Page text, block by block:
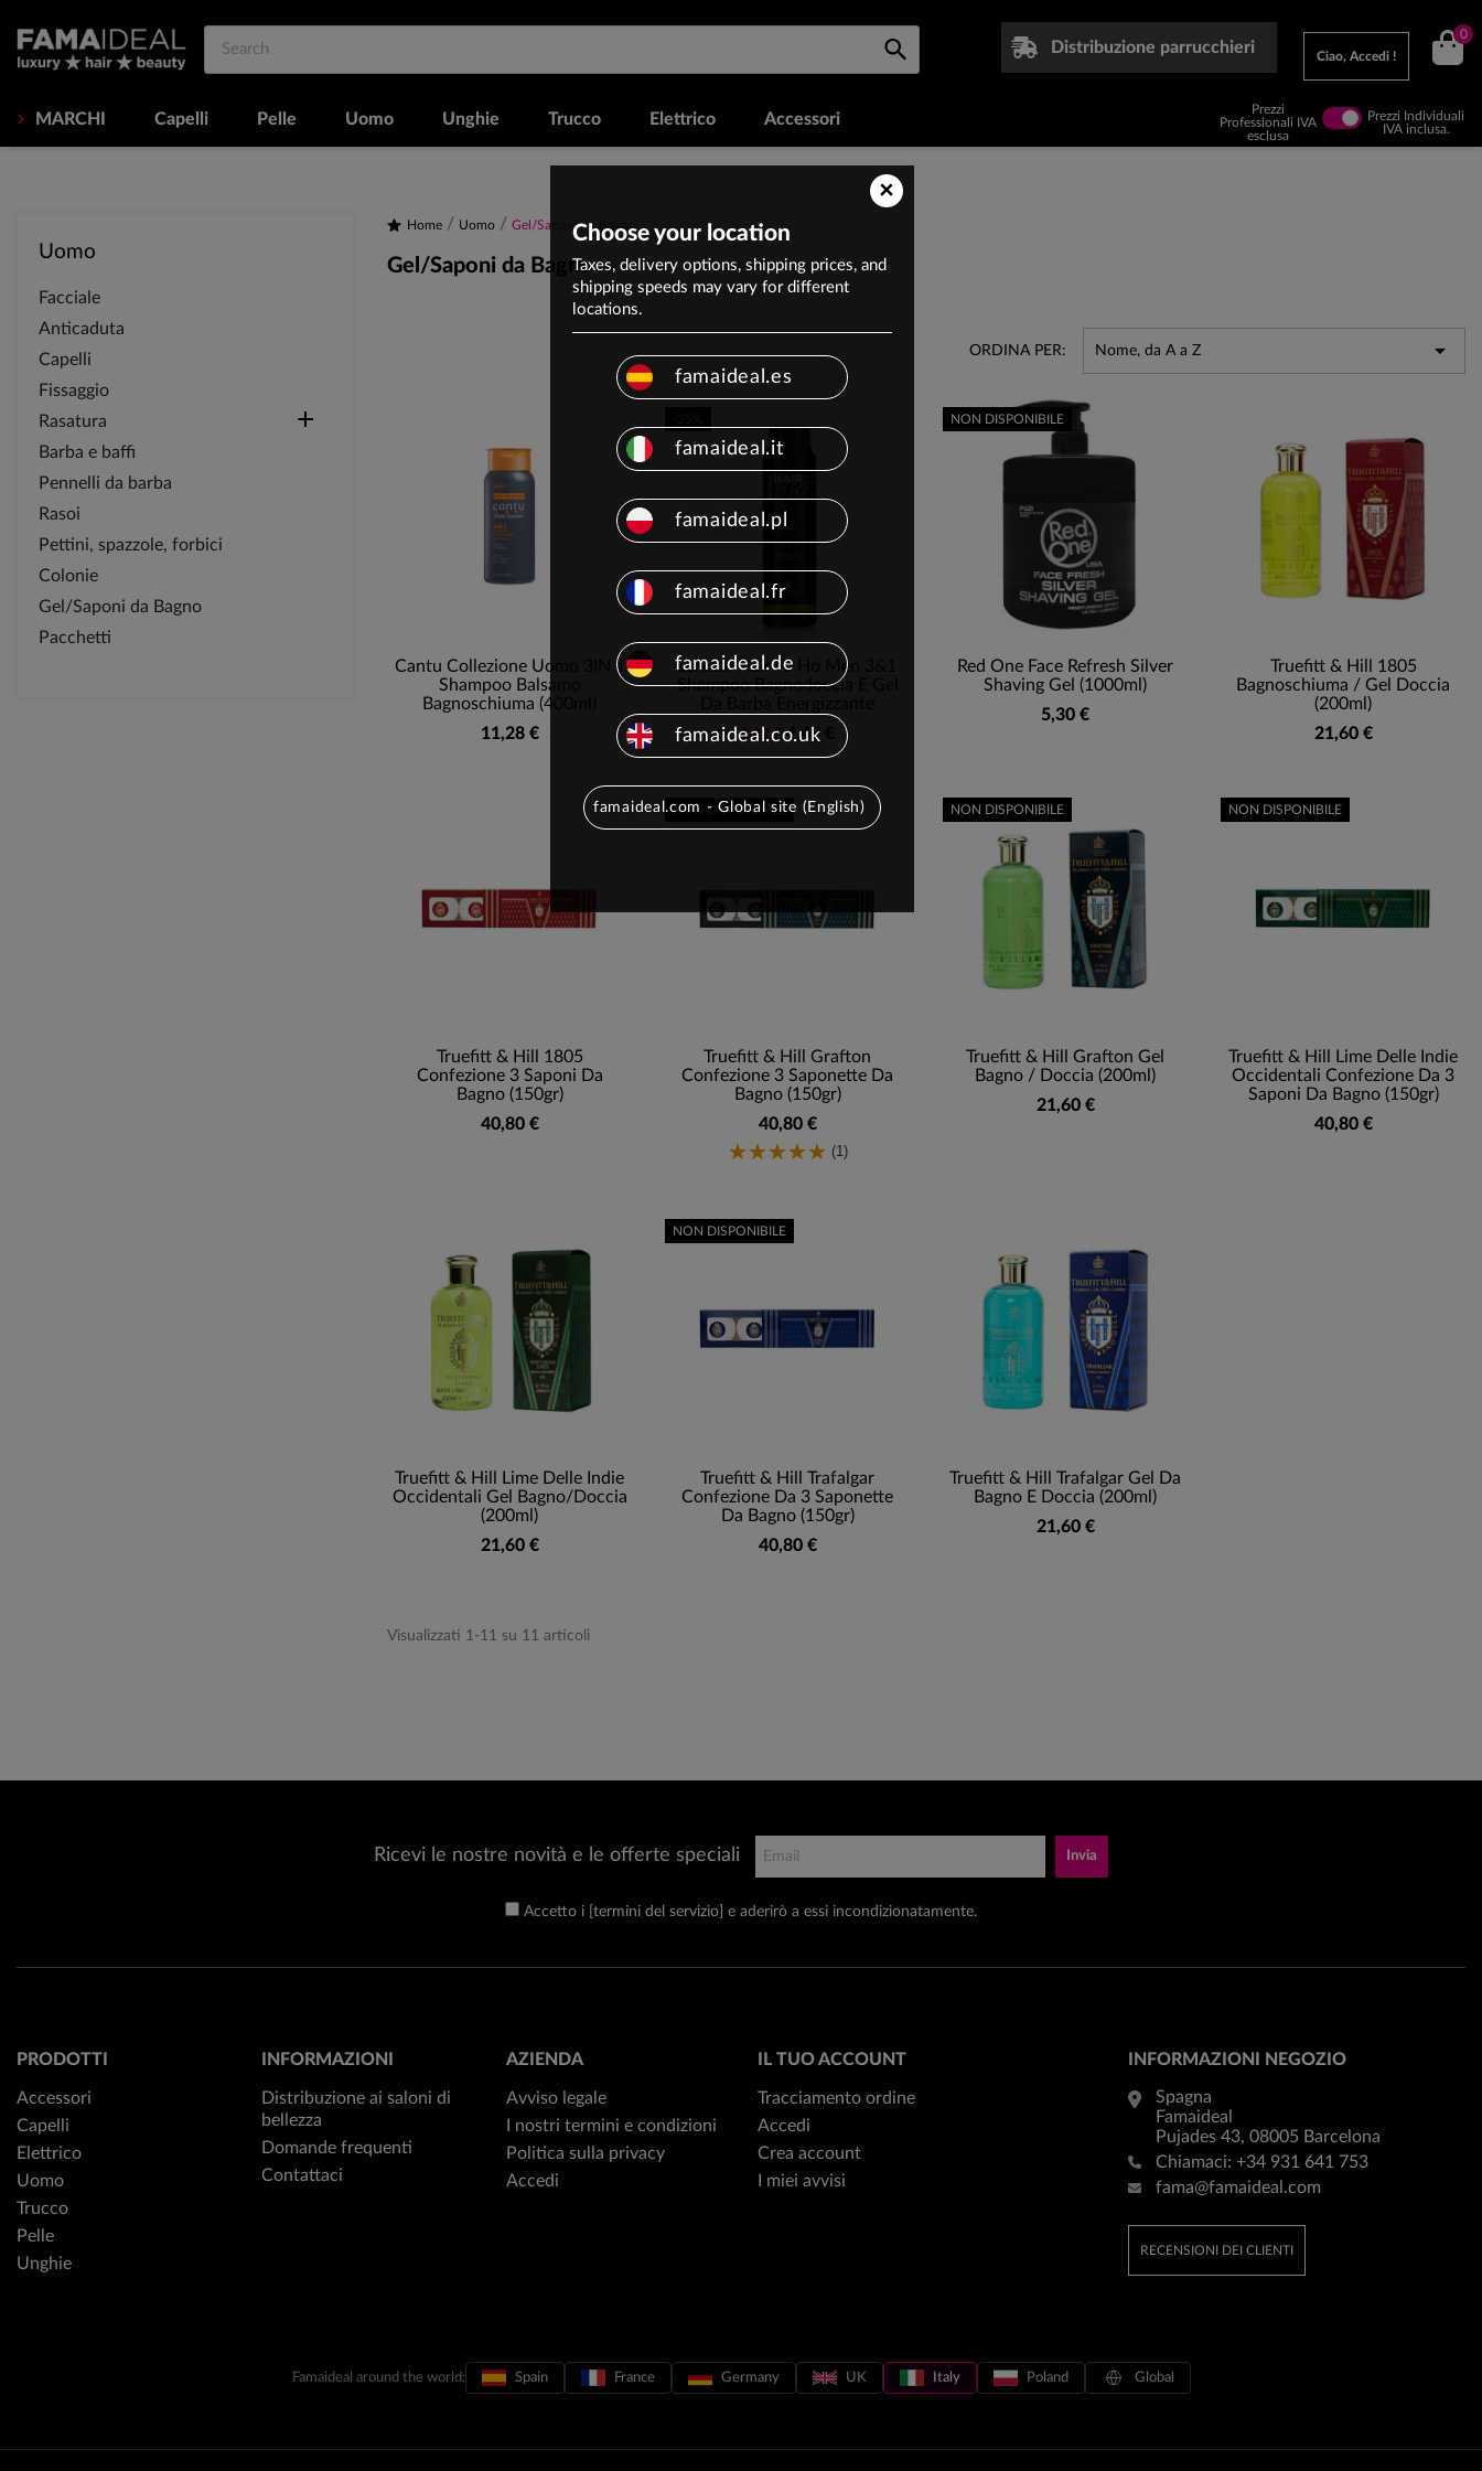
Distribuzione parrucchieri
Ciao, Accedi !
0
MARCHI Capelli Pelle Uomo Unghie Trucco Elettrico Accessori
Prezzi
Professionali IVA
esclusa
Prezzi Individuali
IVA inclusa.
Uomo
Facciale
Anticaduta
Capelli
Fissaggio
Rasatura

Barba e baffi
Pennelli da barba
Rasoi
Pettini, spazzole, forbici
Colonie
Gel/Saponi da Bagno
Pacchetti
Home Uomo Gel/Saponi da Bagno
Gel/Saponi da Bagno
ORDINA PER: Nome, da A a Z 
Cantu Collezione Uomo 3IN 1
Shampoo Balsamo
Bagnoschiuma (400ml)
11,28 €
Lendan Hair To Ho Men 3&1
Shampoo Bagnodoccia E Gel
6,90 € 4,48 €
Red One Face Refresh Silver
Shaving Gel (1000ml)
5,30 €
NON DISPONIBILE
Truefitt & Hill 1805
Bagnoschiuma / Gel Doccia
(200ml)
21,60 €
Truefitt & Hill 1805
Confezione 3 Saponi Da
Bagno (150gr)
40,80 €
Truefitt & Hill Grafton
Confezione 3 Saponette Da
Bagno (150gr)
40,80 €
(1)
NON DISPONIBILE
Truefitt & Hill Grafton Gel
Bagno / Doccia (200ml)
21,60 €
NON DISPONIBILE
Truefitt & Hill Lime Delle Indie
Occidentali Confezione Da 3
Saponi Da Bagno (150gr)
40,80 €
NON DISPONIBILE
Truefitt & Hill Lime Delle Indie
Occidentali Gel Bagno/Doccia
(200ml)
21,60 €
Truefitt & Hill Trafalgar
Confezione Da 3 Saponette
Da Bagno (150gr)
40,80 €
NON DISPONIBILE
Truefitt & Hill Trafalgar Gel Da
Bagno E Doccia (200ml)
21,60 €
Visualizzati 1-11 su 11 articoli
Ricevi le nostre novità e le offerte speciali Invia
Accetto i [termini del servizio] e aderirò a essi incondizionatamente.
PRODOTTI
Accessori
Capelli
Elettrico
Uomo
Trucco
Pelle
Unghie
INFORMAZIONI
Distribuzione ai saloni di
bellezza
Domande frequenti
Contattaci
AZIENDA
Avviso legale
I nostri termini e condizioni
Politica sulla privacy
Accedi
IL TUO ACCOUNT
Tracciamento ordine
Accedi
Crea account
I miei avvisi
INFORMAZIONI NEGOZIO
Spagna
Famaideal
Pujades 43, 08005 Barcelona
Chiamaci: +34 931 641 753
fama@famaideal.com
RECENSIONI DEI CLIENTI
Famaideal around the world: Spain France Germany UK Italy Poland Global
×
Choose your location
Taxes, delivery options, shipping prices, and
shipping speeds may vary for different
locations.
famaideal.es
famaideal.it
famaideal.pl
famaideal.fr
famaideal.de
famaideal.co.uk
famaideal.com - Global site (English)